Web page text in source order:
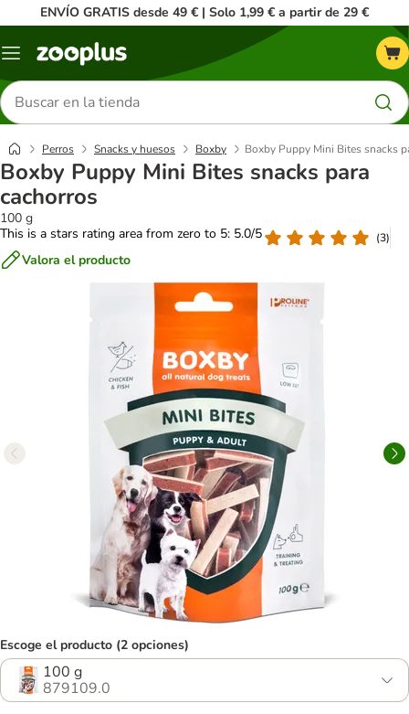
ENVÍO GRATIS desde 49 € | Solo 1,99 € a partir de 29 €
Menú
Buscar
productos
Perros Snacks y huesos Boxby Boxby Puppy Mini Bites snacks
Boxby Puppy Mini Bites snacks para
cachorros
100 g
This is a stars rating area from zero to 5: 5.0/5
(3)
Valora el producto
Escoge el producto (2 opciones)
100 g
879109.0